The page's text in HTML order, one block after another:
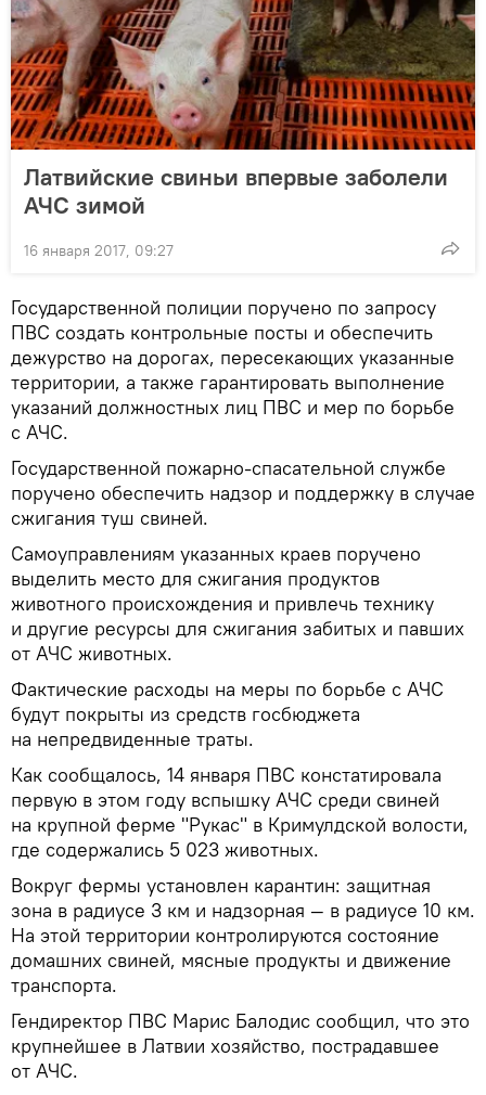
Латвийские свиньи впервые заболели
АЧС зимой
16 января 2017, 09:27
Государственной полиции поручено по запросу
ПВС создать контрольные посты и обеспечить
дежурство на дорогах, пересекающих указанные
территории, а также гарантировать выполнение
указаний должностных лиц ПВС и мер по борьбе
с АЧС.
Государственной пожарно-спасательной службе
поручено обеспечить надзор и поддержку в случае
сжигания туш свиней.
Самоуправлениям указанных краев поручено
выделить место для сжигания продуктов
животного происхождения и привлечь технику
и другие ресурсы для сжигания забитых и павших
от АЧС животных.
Фактические расходы на меры по борьбе с АЧС
будут покрыты из средств госбюджета
на непредвиденные траты.
Как сообщалось, 14 января ПВС констатировала
первую в этом году вспышку АЧС среди свиней
на крупной ферме "Рукас" в Кримулдской волости,
где содержались 5 023 животных.
Вокруг фермы установлен карантин: защитная
зона в радиусе 3 км и надзорная — в радиусе 10 км.
На этой территории контролируются состояние
домашних свиней, мясные продукты и движение
транспорта.
Гендиректор ПВС Марис Балодис сообщил, что это
крупнейшее в Латвии хозяйство, пострадавшее
от АЧС.